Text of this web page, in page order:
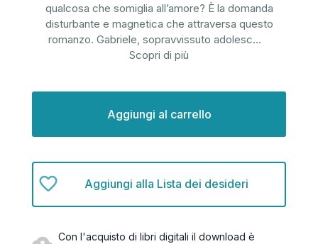
qualcosa che somiglia all’amore? È la domanda
disturbante e magnetica che attraversa questo
romanzo. Gabriele, sopravvissuto adolesc...
Scopri di più
Aggiungi alla Lista dei desideri
Con l'acquisto di libri digitali il download è